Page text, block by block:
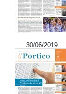
30/06/2019